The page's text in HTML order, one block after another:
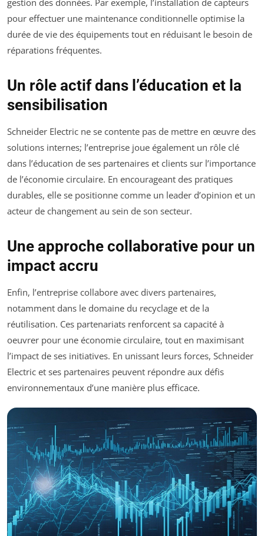
gestion des données. Par exemple, l’installation de capteurs
pour effectuer une maintenance conditionnelle optimise la
durée de vie des équipements tout en réduisant le besoin de
réparations fréquentes.
Un rôle actif dans l’éducation et la
sensibilisation
Schneider Electric ne se contente pas de mettre en œuvre des
solutions internes; l’entreprise joue également un rôle clé
dans l’éducation de ses partenaires et clients sur l’importance
de l’économie circulaire. En encourageant des pratiques
durables, elle se positionne comme un leader d’opinion et un
acteur de changement au sein de son secteur.
Une approche collaborative pour un
impact accru
Enfin, l’entreprise collabore avec divers partenaires,
notamment dans le domaine du recyclage et de la
réutilisation. Ces partenariats renforcent sa capacité à
oeuvrer pour une économie circulaire, tout en maximisant
l’impact de ses initiatives. En unissant leurs forces, Schneider
Electric et ses partenaires peuvent répondre aux défis
environnementaux d’une manière plus efficace.